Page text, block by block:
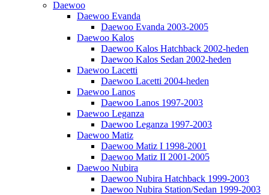
Daewoo
Daewoo Evanda
Daewoo Evanda 2003-2005
Daewoo Kalos
Daewoo Kalos Hatchback 2002-heden
Daewoo Kalos Sedan 2002-heden
Daewoo Lacetti
Daewoo Lacetti 2004-heden
Daewoo Lanos
Daewoo Lanos 1997-2003
Daewoo Leganza
Daewoo Leganza 1997-2003
Daewoo Matiz
Daewoo Matiz I 1998-2001
Daewoo Matiz II 2001-2005
Daewoo Nubira
Daewoo Nubira Hatchback 1999-2003
Daewoo Nubira Station/Sedan 1999-2003